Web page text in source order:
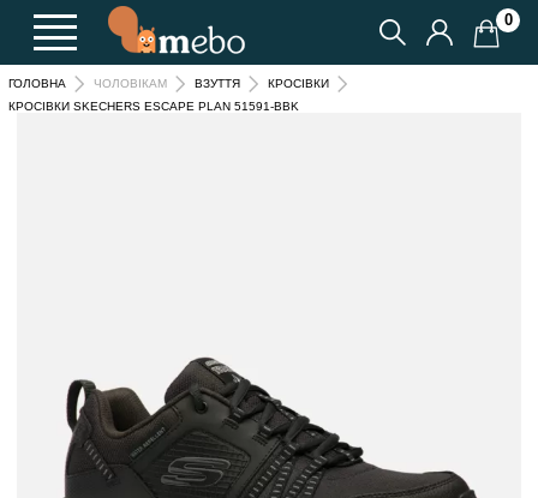
0
ГОЛОВНА ЧОЛОВІКАМ ВЗУТТЯ
КРОСІВКИ
КРОСІВКИ SKECHERS ESCAPE PLAN 51591-BBK